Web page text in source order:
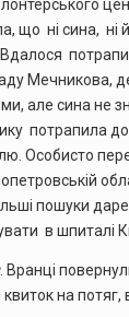
що ні сина, ні
Мечникова,
але сина не
потрапила до
Особисто
пошуки
в шпиталі
. Вранці
на